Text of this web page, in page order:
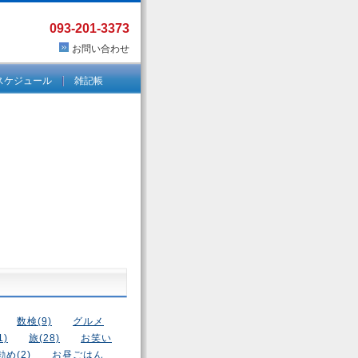
093-201-3373
お問い合わせ
ケジュール 雑記帳
数検(9)
グルメ
旅(28)
お笑い
め(2)
お昼ごはん